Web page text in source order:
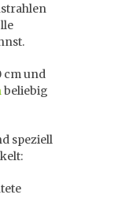
cm und
beliebig
speziell